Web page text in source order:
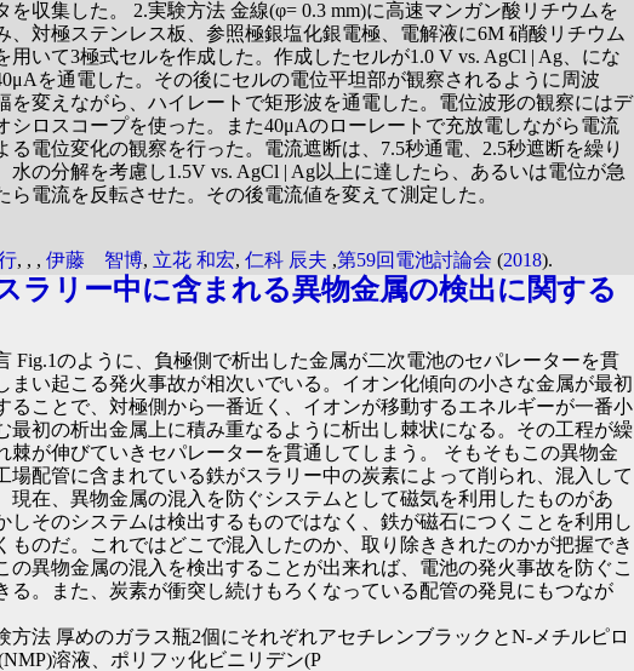
を収集した。 2.実験方法 金線(φ= 0.3 mm)に高速マンガン酸リチウムを
、対極ステンレス板、参照極銀塩化銀電極、電解液に6M 硝酸リチウム
用いて3極式セルを作成した。作成したセルが1.0 V vs. AgCl | Ag、にな
を通電した。その後にセルの電位平坦部が観察されるように周波
を変えながら、ハイレートで矩形波を通電した。電位波形の観察にはデ
シロスコープを使った。また40μAのローレートで充放電しながら電流
る電位変化の観察を行った。電流遮断は、7.5秒通電、2.5秒遮断を繰り
水の分解を考慮し1.5V vs. AgCl | Ag以上に達したら、あるいは電位が急
ら電流を反転させた。その後電流値を変えて測定した。
, , , 伊藤 智博, 立花 和宏, 仁科 辰夫 ,第59回電池討論会 (2018).
ラリー中に含まれる異物金属の検出に関する
Fig.1のように、負極側で析出した金属が二次電池のセパレーターを貫
まい起こる発火事故が相次いでいる。イオン化傾向の小さな金属が最初
ることで、対極側から一番近く、イオンが移動するエネルギーが一番小
最初の析出金属上に積み重なるように析出し棘状になる。その工程が繰
棘が伸びていきセパレーターを貫通してしまう。 そもそもこの異物金
場配管に含まれている鉄がスラリー中の炭素によって削られ、混入して
現在、異物金属の混入を防ぐシステムとして磁気を利用したものがあ
しそのシステムは検出するものではなく、鉄が磁石につくことを利用し
ものだ。これではどこで混入したのか、取り除ききれたのかが把握でき
の異物金属の混入を検出することが出来れば、電池の発火事故を防ぐこ
る。また、炭素が衝突し続けもろくなっている配管の発見にもつなが
。
方法 厚めのガラス瓶2個にそれぞれアセチレンブラックとN-メチルピロ
溶液、ポリフッ化ビニリデン(P